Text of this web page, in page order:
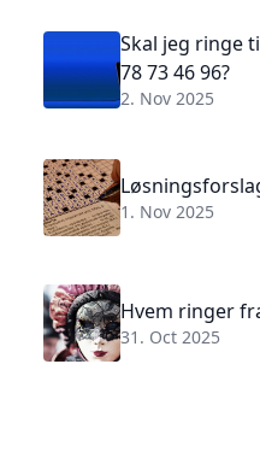
Skal jeg ringe
78 73 46 96?
2. Nov 2025
1. Nov 2025
Hvem ringer
31. Oct 2025